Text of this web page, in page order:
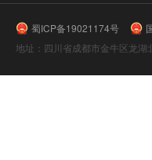
蜀ICP备19021174号
地址：四川省成都市金牛区龙